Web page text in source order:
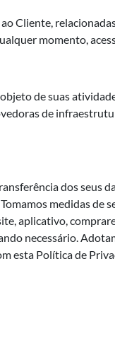
Cliente,
momento,
de suas
de
dos seus
medidas de
aplicativo,
necessário.
esta Política de